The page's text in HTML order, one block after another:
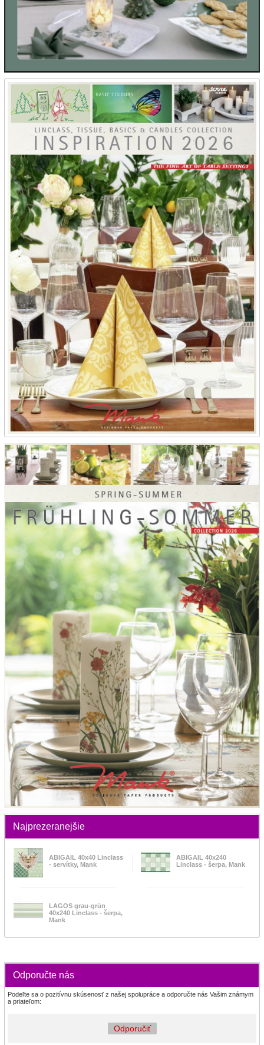
Najprezeranejšie
ABIGAIL 40x40 Linclass
- servítky, Mank
ABIGAIL 40x240
Linclass - šerpa, Mank
LAGOS grau-grün
40x240 Linclass - šerpa,
Mank
Odporučte nás
Podeľte sa o pozitívnu skúsenosť z našej spolupráce a odporučte nás Vašim známym
a priateľom:
Odporučiť